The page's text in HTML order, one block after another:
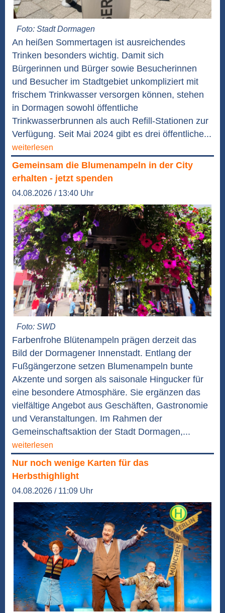
Foto: Stadt Dormagen
An heißen Sommertagen ist ausreichendes
Trinken besonders wichtig. Damit sich
Bürgerinnen und Bürger sowie Besucherinnen
und Besucher im Stadtgebiet unkompliziert mit
frischem Trinkwasser versorgen können, stehen
in Dormagen sowohl öffentliche
Trinkwasserbrunnen als auch Refill-Stationen zur
Verfügung. Seit Mai 2024 gibt es drei öffentliche...
weiterlesen
Gemeinsam die Blumenampeln in der City
erhalten - jetzt spenden
04.08.2026 / 13:40 Uhr
Foto: SWD
Farbenfrohe Blütenampeln prägen derzeit das
Bild der Dormagener Innenstadt. Entlang der
Fußgängerzone setzen Blumenampeln bunte
Akzente und sorgen als saisonale Hingucker für
eine besondere Atmosphäre. Sie ergänzen das
vielfältige Angebot aus Geschäften, Gastronomie
und Veranstaltungen. Im Rahmen der
Gemeinschaftsaktion der Stadt Dormagen,...
weiterlesen
Nur noch wenige Karten für das
Herbsthighlight
04.08.2026 / 11:09 Uhr